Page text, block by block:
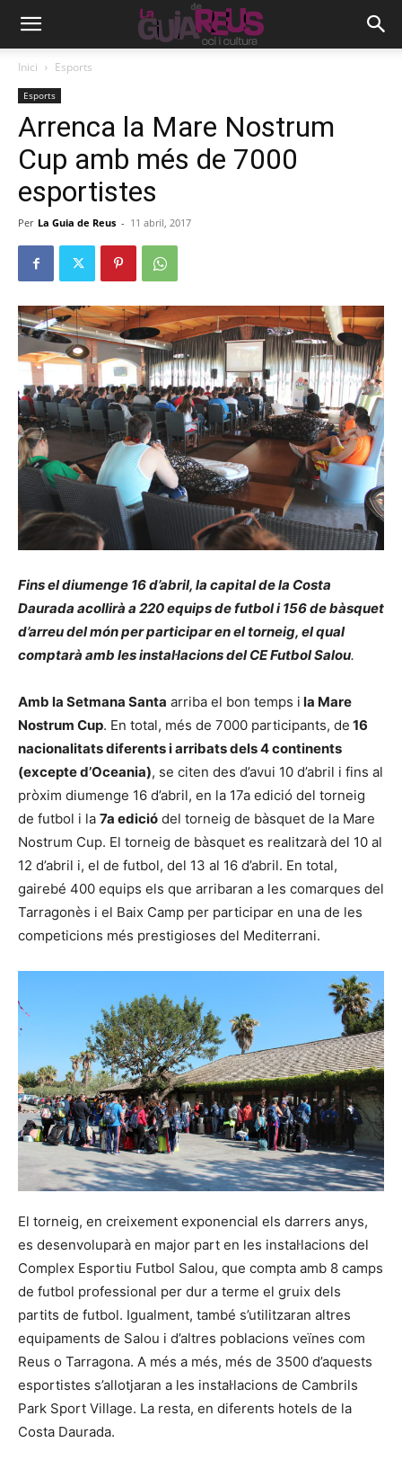
Inici Esports
Esports
Arrenca la Mare Nostrum
Cup amb més de 7000
esportistes
Per La Guia de Reus - 11 abril, 2017
Fins el diumenge 16 d’abril, la capital de la Costa
Daurada acollirà a 220 equips de futbol i 156 de bàsquet
d’arreu del món per participar en el torneig, el qual
comptarà amb les instal·lacions del CE Futbol Salou.
Amb la Setmana Santa arriba el bon temps i la Mare
Nostrum Cup. En total, més de 7000 participants, de 16
nacionalitats diferents i arribats dels 4 continents
(excepte d’Oceania), se citen des d’avui 10 d’abril i fins al
pròxim diumenge 16 d’abril, en la 17a edició del torneig
de futbol i la 7a edició del torneig de bàsquet de la Mare
Nostrum Cup. El torneig de bàsquet es realitzarà del 10 al
12 d’abril i, el de futbol, del 13 al 16 d’abril. En total,
gairebé 400 equips els que arribaran a les comarques del
Tarragonès i el Baix Camp per participar en una de les
competicions més prestigioses del Mediterrani.
El torneig, en creixement exponencial els darrers anys,
es desenvoluparà en major part en les instal·lacions del
Complex Esportiu Futbol Salou, que compta amb 8 camps
de futbol professional per dur a terme el gruix dels
partits de futbol. Igualment, també s’utilitzaran altres
equipaments de Salou i d’altres poblacions veïnes com
Reus o Tarragona. A més a més, més de 3500 d’aquests
esportistes s’allotjaran a les instal·lacions de Cambrils
Park Sport Village. La resta, en diferents hotels de la
Costa Daurada.